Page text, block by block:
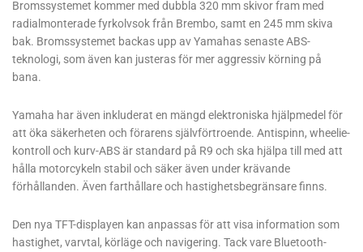
Bromssystemet kommer med dubbla 320 mm skivor fram med
radialmonterade fyrkolvsok från Brembo, samt en 245 mm skiva
bak. Bromssystemet backas upp av Yamahas senaste ABS-
teknologi, som även kan justeras för mer aggressiv körning på
bana.
Yamaha har även inkluderat en mängd elektroniska hjälpmedel för
att öka säkerheten och förarens självförtroende. Antispinn, wheelie-
kontroll och kurv-ABS är standard på R9 och ska hjälpa till med att
hålla motorcykeln stabil och säker även under krävande
förhållanden. Även farthållare och hastighetsbegränsare finns.
Den nya TFT-displayen kan anpassas för att visa information som
hastighet, varvtal, körläge och navigering. Tack vare Bluetooth-